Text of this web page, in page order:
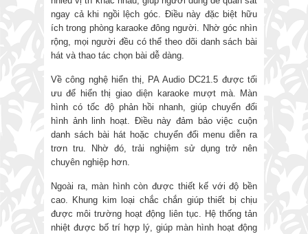
ngay cả khi ngồi lệch góc. Điều này đặc biệt hữu
ích trong phòng karaoke đông người. Nhờ góc nhìn
rộng, mọi người đều có thể theo dõi danh sách bài
hát và thao tác chọn bài dễ dàng.
Về công nghệ hiển thị, PA Audio DC21.5 được tối
ưu để hiển thị giao diện karaoke mượt mà. Màn
hình có tốc độ phản hồi nhanh, giúp chuyển đổi
hình ảnh linh hoạt. Điều này đảm bảo việc cuộn
danh sách bài hát hoặc chuyển đổi menu diễn ra
trơn tru. Nhờ đó, trải nghiệm sử dụng trở nên
chuyên nghiệp hơn.
Ngoài ra, màn hình còn được thiết kế với độ bền
cao. Khung kim loại chắc chắn giúp thiết bị chịu
được môi trường hoạt động liên tục. Hệ thống tản
nhiệt được bố trí hợp lý, giúp màn hình hoạt động